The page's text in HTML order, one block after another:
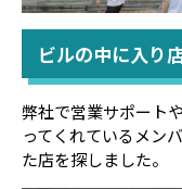
ビルの中に入り
弊社で営業サポート
ってくれているメン
た店を探しました。